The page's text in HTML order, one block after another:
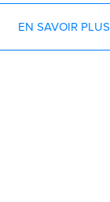
EN SAVOIR PLUS